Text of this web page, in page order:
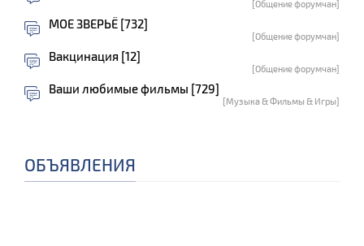
[Общение форумчан]
МОЕ ЗВЕРЬЁ [732]
[Общение форумчан]
Вакцинация [12]
[Общение форумчан]
Ваши любимые фильмы [729]
[Музыка & Фильмы & Игры]
ОБЪЯВЛЕНИЯ